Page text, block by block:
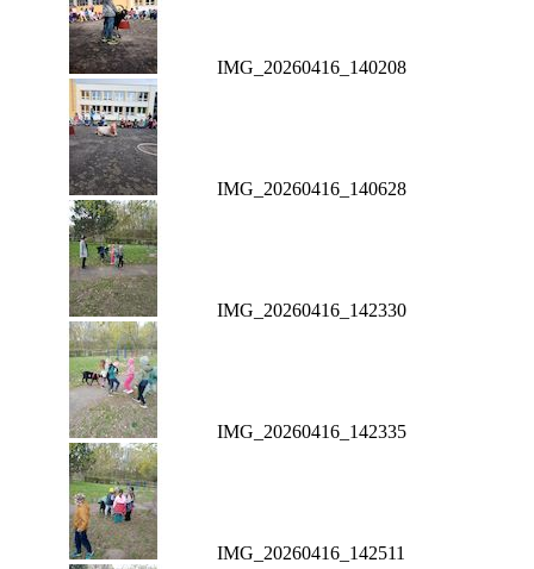
IMG_20260416_140208
IMG_20260416_140628
IMG_20260416_142330
IMG_20260416_142335
IMG_20260416_142511